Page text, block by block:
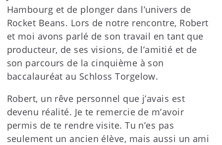
Hambourg et de plonger dans l’univers de
Rocket Beans. Lors de notre rencontre, Robert
et moi avons parlé de son travail en tant que
producteur, de ses visions, de l’amitié et de
son parcours de la cinquième à son
baccalauréat au Schloss Torgelow.
Robert, un rêve personnel que j’avais est
devenu réalité. Je te remercie de m’avoir
permis de te rendre visite. Tu n’es pas
seulement un ancien élève, mais aussi un ami